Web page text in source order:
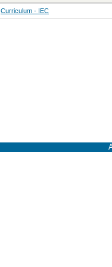
Curriculum - IEC